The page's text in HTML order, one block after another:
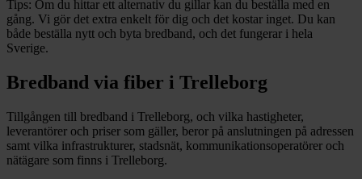
Tips: Om du hittar ett alternativ du gillar kan du beställa med en
gång. Vi gör det extra enkelt för dig och det kostar inget. Du kan
både beställa nytt och byta bredband, och det fungerar i hela
Sverige.
Bredband via fiber i Trelleborg
Tillgången till bredband i Trelleborg, och vilka hastigheter,
leverantörer och priser som gäller, beror på anslutningen på adressen
samt vilka infrastrukturer, stadsnät, kommunikationsoperatörer och
nätägare som finns i Trelleborg.